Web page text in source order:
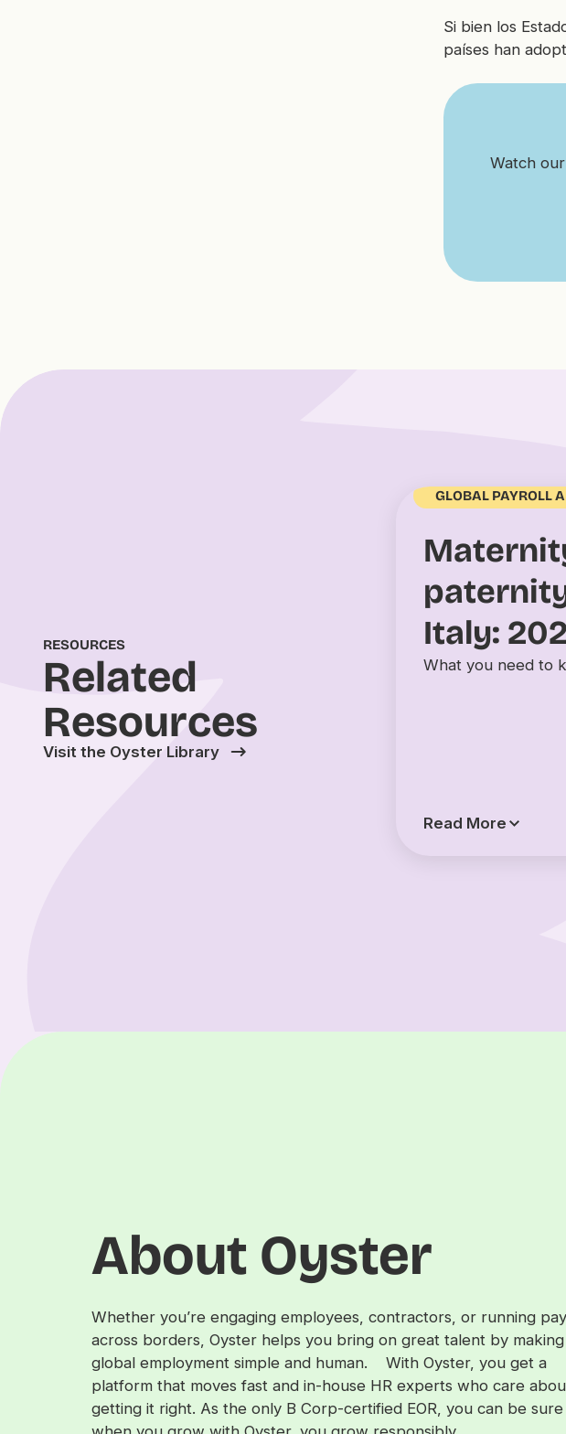
Si bien los
países han
Watch
RESOURCES
Related
Resources
Visit the Oyster Library
GLOBAL PAYROLL
Italy:
What you need to
Read More
About Oyster
Whether you’re engaging employees, contractors, or running
across borders, Oyster helps you bring on great talent by making
global employment simple and human. With Oyster, you get a
platform that moves fast and in-house HR experts who care
getting it right. As the only B Corp-certified EOR, you can be